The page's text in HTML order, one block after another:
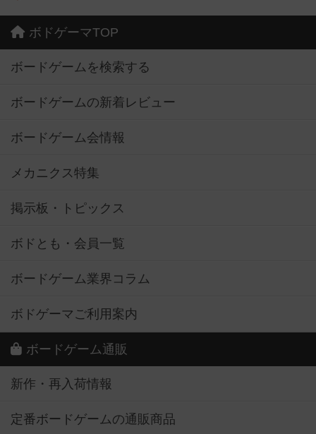
ボドゲーマTOP
ボードゲームを検索する
ボードゲームの新着レビュー
ボードゲーム会情報
メカニクス特集
掲示板・トピックス
ボドとも・会員一覧
ボードゲーム業界コラム
ボドゲーマご利用案内
ボードゲーム通販
新作・再入荷情報
定番ボードゲームの通販商品